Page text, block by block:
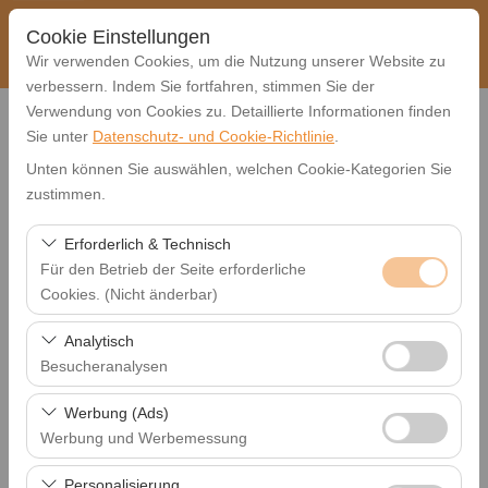
Cookie Einstellungen
Wir verwenden Cookies, um die Nutzung unserer Website zu
verbessern. Indem Sie fortfahren, stimmen Sie der
Verwendung von Cookies zu. Detaillierte Informationen finden
Sie unter Datenschutz- und Cookie-Richtlinie
Unten können Sie auswählen, welchen Cookie-Kategorien Sie
zustimmen.
Erforderlich & Technisch
Für den Betrieb der Seite erforderliche
Cookies. (Nicht änderbar)
Diese Cookies sind für das ordnungsgemäße
Funktionieren der Website, die Sicherheit, die
Sitzungsverwaltung und grundlegende Funktionen
erforderlich. Sie können nicht deaktiviert werden.
Analytisch
Besucheranalysen
Diese Cookies ermöglichen es uns, zu analysieren, wie
unsere Website genutzt wird (Besucherzahl,
meistbesuchte Seiten, Nutzerverhalten). Diese Daten
werden verwendet, um die Leistung der Website zu
Werbung (Ads)
Werbung und Werbemessung
Diese Cookies ermöglichen es uns, Ihnen auf Ihre
Mietwagen
FİAT EGEA
FİAT EGEA
OPEL CORSA
RENAULT TALİANT
RENAULT MEGANE
OPEL CROSLAND
OPEL MOKKA
OPEL ZAFİRA
MERCEDES CLA180